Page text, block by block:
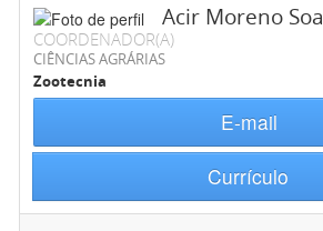
Acir Moreno
COORDENADOR(A)
CIÊNCIAS AGRÁRIAS
Zootecnia
E-mail
Currículo